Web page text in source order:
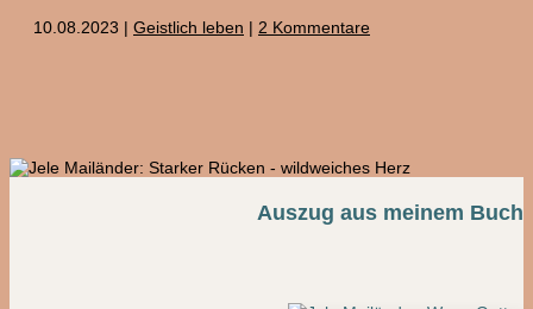
10.08.2023 | Geistlich leben | 2 Kommentare
Auszug aus meinem Buch